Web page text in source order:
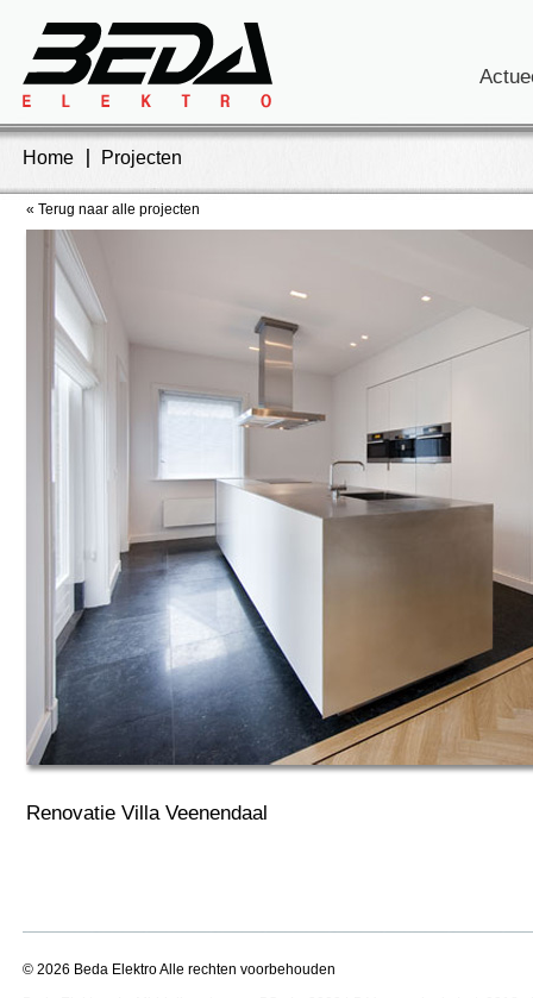
Home Projecten
« Terug naar alle projecten
Renovatie Villa Veenendaal
© 2026 Beda Elektro Alle rechten voorbehouden